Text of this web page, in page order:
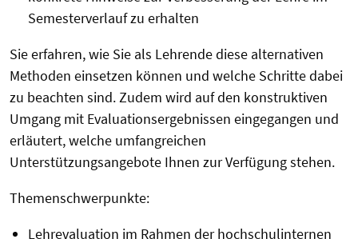
Semesterverlauf zu erhalten
Sie erfahren, wie Sie als Lehrende diese alternativen
Methoden einsetzen können und welche Schritte dabei
zu beachten sind. Zudem wird auf den konstruktiven
Umgang mit Evaluationsergebnissen eingegangen und
erläutert, welche umfangreichen
Unterstützungsangebote Ihnen zur Verfügung stehen.
Themenschwerpunkte:
Lehrevaluation im Rahmen der hochschulinternen